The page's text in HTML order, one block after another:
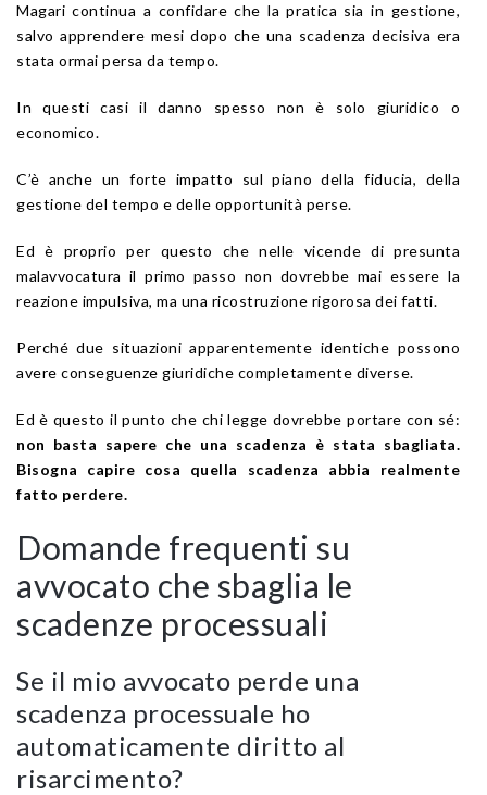
Magari continua a confidare che la pratica sia in gestione,
salvo apprendere mesi dopo che una scadenza decisiva era
stata ormai persa da tempo.
In questi casi il danno spesso non è solo giuridico o
economico.
C’è anche un forte impatto sul piano della fiducia, della
gestione del tempo e delle opportunità perse.
Ed è proprio per questo che nelle vicende di presunta
malavvocatura il primo passo non dovrebbe mai essere la
reazione impulsiva, ma una ricostruzione rigorosa dei fatti.
Perché due situazioni apparentemente identiche possono
avere conseguenze giuridiche completamente diverse.
Ed è questo il punto che chi legge dovrebbe portare con sé:
non basta sapere che una scadenza è stata sbagliata.
Bisogna capire cosa quella scadenza abbia realmente
fatto perdere.
Domande frequenti su
avvocato che sbaglia le
scadenze processuali
Se il mio avvocato perde una
scadenza processuale ho
automaticamente diritto al
risarcimento?